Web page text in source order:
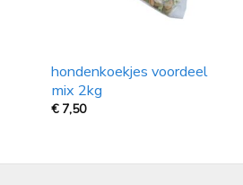
hondenkoekjes voordeel
mix 2kg
€ 7,50